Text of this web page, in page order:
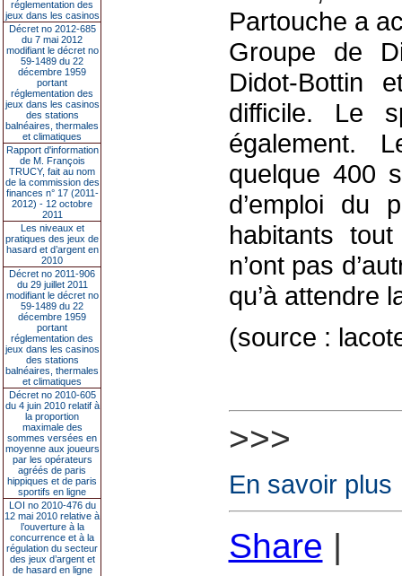
réglementation des
jeux dans les casinos
Décret no 2012-685
du 7 mai 2012
modifiant le décret no
59-1489 du 22
décembre 1959
portant
réglementation des
jeux dans les casinos
des stations
balnéaires, thermales
et climatiques
Rapport d'information
de M. François
TRUCY, fait au nom
de la commission des
finances n° 17 (2011-
2012) - 12 octobre
2011
Les niveaux et
pratiques des jeux de
hasard et d’argent en
2010
Décret no 2011-906
du 29 juillet 2011
modifiant le décret no
59-1489 du 22
décembre 1959
portant
réglementation des
jeux dans les casinos
des stations
balnéaires, thermales
et climatiques
Décret no 2010-605
du 4 juin 2010 relatif à
la proportion
maximale des
sommes versées en
moyenne aux joueurs
par les opérateurs
agréés de paris
hippiques et de paris
sportifs en ligne
LOI no 2010-476 du
12 mai 2010 relative à
l’ouverture à la
concurrence et à la
régulation du secteur
des jeux d’argent et
de hasard en ligne
Partouche a
Groupe de
Didot-Bottin
difficile. Le
également.
quelque 400
d’emploi du
habitants
n’ont pas
qu’à attendre
(source :
>>>
En savoir plus
Share |